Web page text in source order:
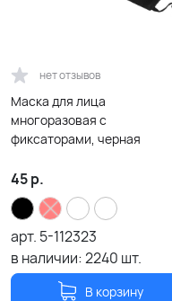
нет отзывов
Маска для лица
многоразовая с
фиксаторами, черная
45р.
арт. 5-112323
в наличии:2240 шт.
В корзину